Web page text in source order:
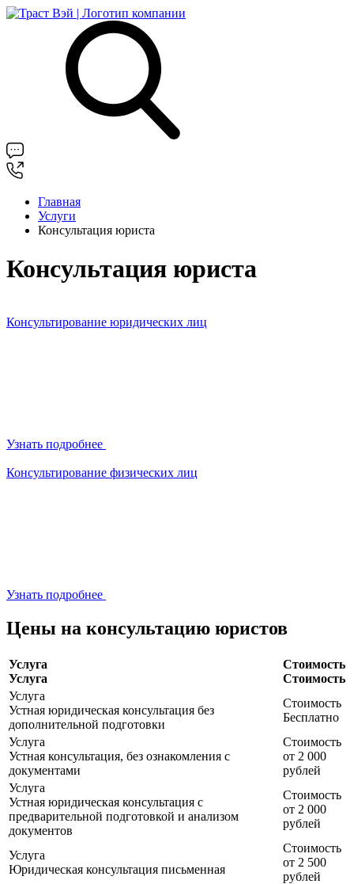
Главная
Услуги
Консультация юриста
Консультация юриста
Консультирование юридических лиц
Узнать подробнее
Консультирование физических лиц
Узнать подробнее
Цены на консультацию юристов
Услуга
Услуга
Стоимость
Стоимость
Услуга
Устная юридическая консультация без
дополнительной подготовки
Стоимость
Бесплатно
Услуга
Устная консультация, без ознакомления с
документами
Стоимость
от 2 000
рублей
Услуга
Устная юридическая консультация с
предварительной подготовкой и анализом
документов
Стоимость
от 2 000
рублей
Услуга
Юридическая консультация письменная
Стоимость
от 2 500
рублей